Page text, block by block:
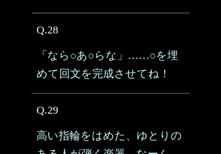
Q.28
「なら○あ○らな」……○を埋
めて回文を完成させてね！
Q.29
高い指輪をはめた、ゆとりの